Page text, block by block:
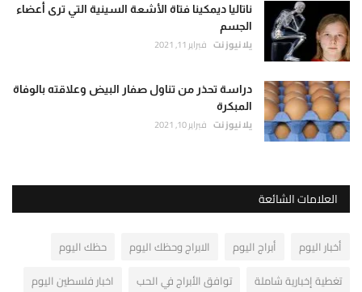
ناتاليا ديمكينا فتاة الأشعة السينية التي ترى أعضاء
الجسم
يلا نيوز نت فبراير 11, 2021
دراسة تحذر من تناول صفار البيض وعلاقته بالوفاة
المبكرة
يلا نيوز نت فبراير 10, 2021
العلامات الشائعة
أخبار اليوم أبراج اليوم الابراج وحظك اليوم
حظك اليوم
تغطية إخبارية شاملة
توافق الأبراج في الحب
اخبار فلسطين اليوم